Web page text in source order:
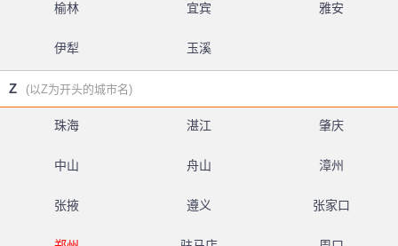
榆林 宜宾 雅安
伊犁 玉溪
Z (以Z为开头的城市名)
珠海 湛江 肇庆
中山 舟山 漳州
张掖 遵义 张家口